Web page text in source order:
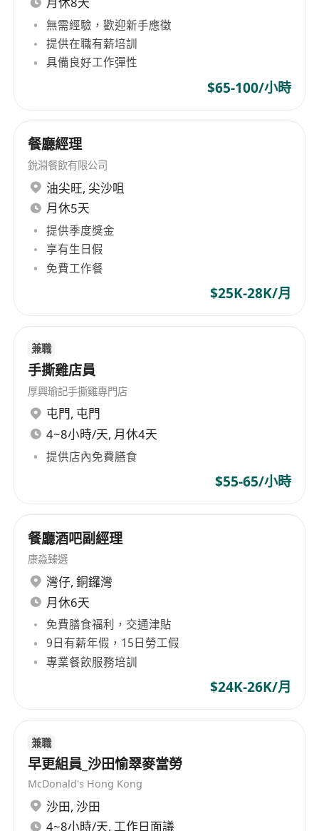
無需經驗，歡迎新手應徵
提供在職有薪培訓
具備良好工作彈性
$65-100/小時
餐廳經理
銳淵餐飲有限公司
油尖旺, 尖沙咀
月休5天
提供季度獎金
享有生日假
免費工作餐
$25K-28K/月
兼職
手撕雞店員
厚興瑜記手撕雞專門店
屯門, 屯門
4~8小時/天, 月休4天
提供店內免費膳食
$55-65/小時
餐廳酒吧副經理
康淼臻選
灣仔, 銅鑼灣
月休6天
免費膳食福利，交通津貼
9日有薪年假，15日勞工假
專業餐飲服務培訓
$24K-26K/月
兼職
早更組員_沙田愉翠麥當勞
McDonald's Hong Kong
沙田, 沙田
4~8小時/天, 工作日面議